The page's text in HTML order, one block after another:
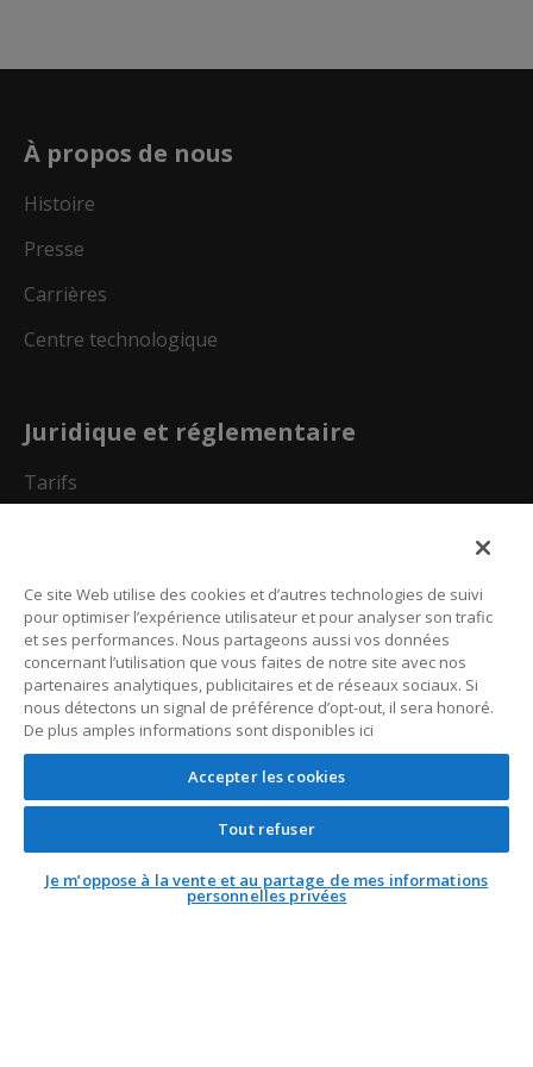
À propos de nous
Histoire
Presse
Carrières
Centre technologique
Juridique et réglementaire
Tarifs
politique de confidentialité
Termes et conditions
Service client
Informations générales
Contact
Ce site Web utilise des cookies et d’autres technologies de suivi
pour optimiser l’expérience utilisateur et pour analyser son trafic
et ses performances. Nous partageons aussi vos données
concernant l’utilisation que vous faites de notre site avec nos
partenaires analytiques, publicitaires et de réseaux sociaux. Si
nous détectons un signal de préférence d’opt-out, il sera honoré.
De plus amples informations sont disponibles ici
Accepter les cookies
Tout refuser
Je m’oppose à la vente et au partage de mes informations
personnelles privées